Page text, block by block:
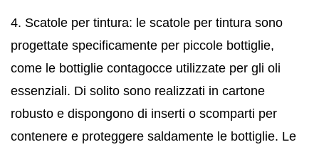
4. Scatole per tintura: le scatole per tintura sono
progettate specificamente per piccole bottiglie,
come le bottiglie contagocce utilizzate per gli oli
essenziali. Di solito sono realizzati in cartone
robusto e dispongono di inserti o scomparti per
contenere e proteggere saldamente le bottiglie. Le